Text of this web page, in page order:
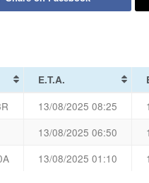
E.T.A.
13/08/2025 08:25
13/08/2025 06:50
13/08/2025 01:10